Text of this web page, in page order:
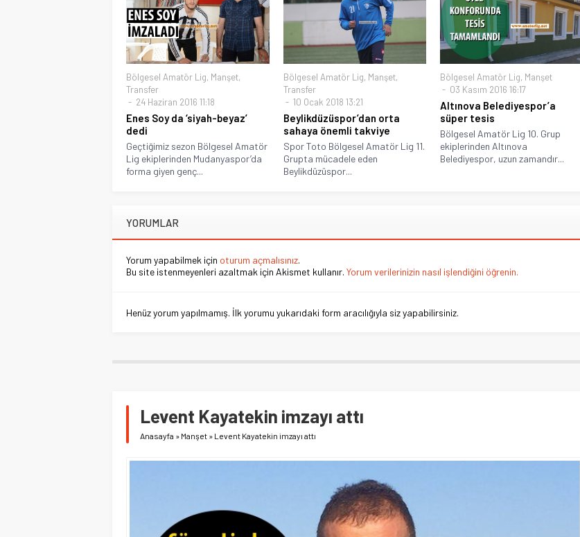
Bölgesel Amatör Lig, Manşet,
Transfer
24 Haziran 2016 11:18
Enes Soy da ‘siyah-beyaz’
dedi
Geçtiğimiz sezon Bölgesel Amatör
Lig ekiplerinden Mudanyaspor’da
forma giyen genç...
Bölgesel Amatör Lig, Manşet,
Transfer
10 Ocak 2018 13:21
Beylikdüzüspor’dan orta
sahaya önemli takviye
Spor Toto Bölgesel Amatör Lig 11.
Grupta mücadele eden
Beylikdüzüspor...
Bölgesel Amatör Lig, Manşet
03 Kasım 2016 16:17
Altınova Belediyespor’a
süper tesis
Bölgesel Amatör Lig 10. Grup
ekiplerinden Altınova
Belediyespor, uzun zamandır...
YORUMLAR
Yorum yapabilmek için oturum açmalısınız.
Bu site istenmeyenleri azaltmak için Akismet kullanır. Yorum verilerinizin nasıl işlendiğini öğrenin.
Henüz yorum yapılmamış. İlk yorumu yukarıdaki form aracılığıyla siz yapabilirsiniz.
Levent Kayatekin imzayı attı
Anasayfa » Manşet » Levent Kayatekin imzayı attı